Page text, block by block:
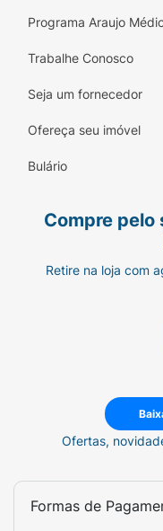
Programa Araujo
Trabalhe Conosco
Seja um fornecedor
Ofereça seu imóvel
Bulário
Compre pelo
Retire na loja com
Ofertas,
Formas de